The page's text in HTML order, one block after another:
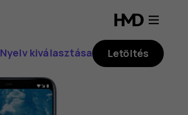
Nyelv kiválasztása Letöltés